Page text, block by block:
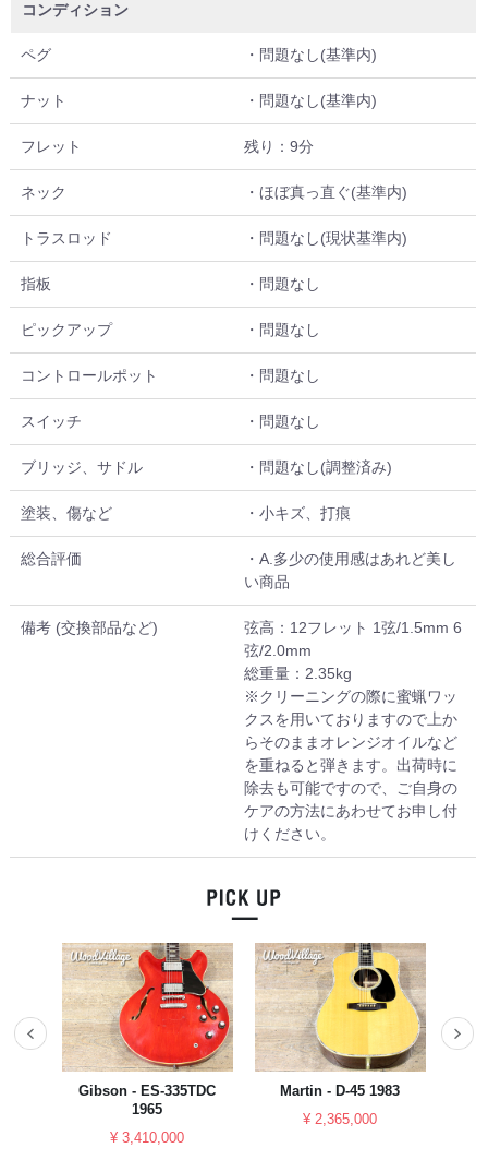
コンディション
ペグ ・問題なし(基準内)
ナット ・問題なし(基準内)
フレット 残り：9分
ネック ・ほぼ真っ直ぐ(基準内)
トラスロッド ・問題なし(現状基準内)
指板 ・問題なし
ピックアップ ・問題なし
コントロールポット ・問題なし
スイッチ ・問題なし
ブリッジ、サドル ・問題なし(調整済み)
塗装、傷など ・小キズ、打痕
総合評価
・A.多少の使用感はあれど美し
い商品
備考 (交換部品など)
弦高：12フレット 1弦/1.5mm 6
弦/2.0mm
総重量：2.35kg
※クリーニングの際に蜜蝋ワッ
クスを用いておりますので上か
らそのままオレンジオイルなど
を重ねると弾きます。出荷時に
除去も可能ですので、ご自身の
ケアの方法にあわせてお申し付
けください。
Gibson - ES-335TDC
1965
¥ 3,410,000
Martin - D-45 1983
¥ 2,365,000